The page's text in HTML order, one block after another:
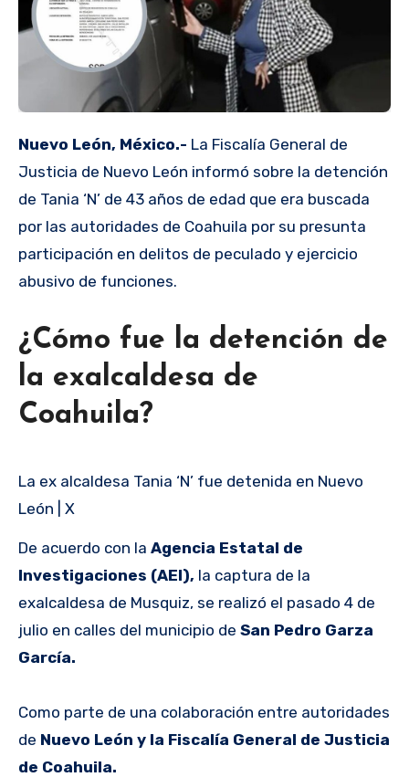
Nuevo León, México.- La Fiscalía General de
Justicia de Nuevo León informó sobre la detención
de Tania ‘N’ de 43 años de edad que era buscada
por las autoridades de Coahuila por su presunta
participación en delitos de peculado y ejercicio
abusivo de funciones.
¿Cómo fue la detención de
la exalcaldesa de
Coahuila?
La ex alcaldesa Tania ‘N’ fue detenida en Nuevo
León | X
De acuerdo con la Agencia Estatal de
Investigaciones (AEI), la captura de la
exalcaldesa de Musquiz, se realizó el pasado 4 de
julio en calles del municipio de San Pedro Garza
García.
Como parte de una colaboración entre autoridades
de Nuevo León y la Fiscalía General de Justicia
de Coahuila.